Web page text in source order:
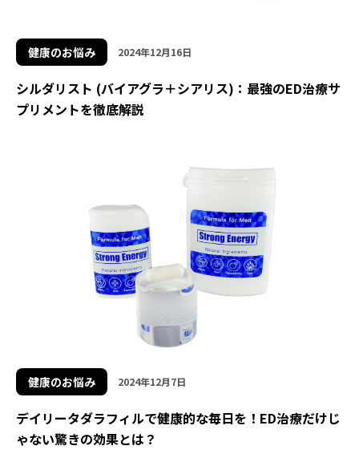
健康のお悩み 2024年12月16日
シルダリスト (バイアグラ＋シアリス)：最強のED治療サ
プリメントを徹底解説
健康のお悩み 2024年12月7日
デイリータダラフィルで健康的な毎日を！ED治療だけじ
ゃない驚きの効果とは？